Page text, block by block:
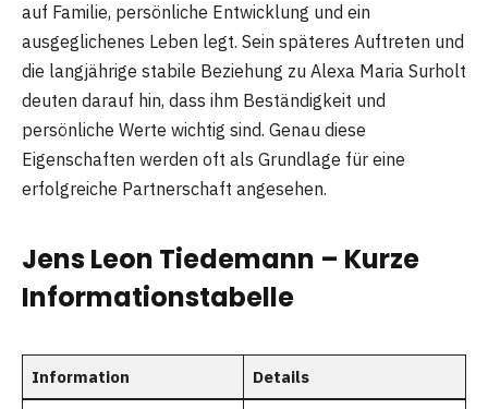
auf Familie, persönliche Entwicklung und ein
ausgeglichenes Leben legt. Sein späteres Auftreten und
die langjährige stabile Beziehung zu Alexa Maria Surholt
deuten darauf hin, dass ihm Beständigkeit und
persönliche Werte wichtig sind. Genau diese
Eigenschaften werden oft als Grundlage für eine
erfolgreiche Partnerschaft angesehen.
Jens Leon Tiedemann – Kurze
Informationstabelle
Information Details